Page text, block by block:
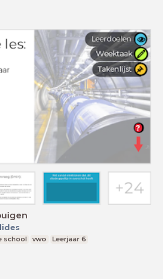
school vwo Leerjaar 6